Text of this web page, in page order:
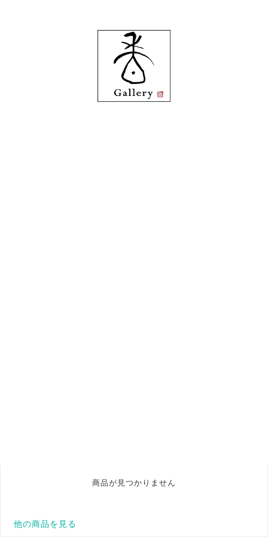
商品が見つかりません
他の商品を見る